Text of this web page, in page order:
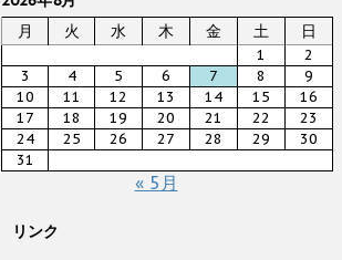
月
火 水 木 金 土 日
1
2
3
4 5 6 7 8
9
10
11 12 13 14 15
16
17
18 19 20 21 22
23
24
25 26 27 28 29
30
31
« 5月
リンク